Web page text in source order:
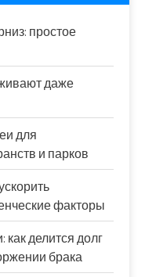
простое
даже
для
и парков
факторы
как делится долг
брака